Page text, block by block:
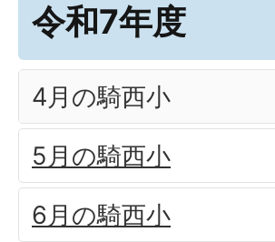
令和7年度
4月の騎西小
5月の騎西小
6月の騎西小